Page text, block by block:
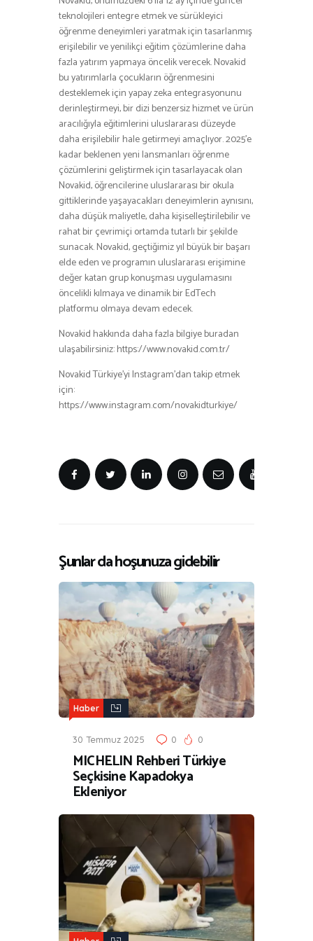
teknolojileri entegre etmek ve sürükleyici
öğrenme deneyimleri yaratmak için tasarlanmış
erişilebilir ve yenilikçi eğitim çözümlerine daha
fazla yatırım yapmaya öncelik verecek. Novakid
bu yatırımlarla çocukların öğrenmesini
desteklemek için yapay zeka entegrasyonunu
derinleştirmeyi, bir dizi benzersiz hizmet ve ürün
aracılığıyla eğitimlerini uluslararası düzeyde
daha erişilebilir hale getirmeyi amaçlıyor. 2025’e
kadar beklenen yeni lansmanları öğrenme
çözümlerini geliştirmek için tasarlayacak olan
Novakid, öğrencilerine uluslararası bir okula
gittiklerinde yaşayacakları deneyimlerin aynısını,
daha düşük maliyetle, daha kişiselleştirilebilir ve
rahat bir çevrimiçi ortamda tutarlı bir şekilde
sunacak. Novakid, geçtiğimiz yıl büyük bir başarı
elde eden ve programın uluslararası erişimine
değer katan grup konuşması uygulamasını
öncelikli kılmaya ve dinamik bir EdTech
platformu olmaya devam edecek.
Novakid hakkında daha fazla bilgiye buradan
ulaşabilirsiniz: https://www.novakid.com.tr/
Novakid Türkiye’yi Instagram’dan takip etmek
için:
https://www.instagram.com/novakidturkiye/
Şunlar da hoşunuza gidebilir
Haber
30 Temmuz 2025 0 0
MICHELIN Rehberi Türkiye
Seçkisine Kapadokya
Ekleniyor